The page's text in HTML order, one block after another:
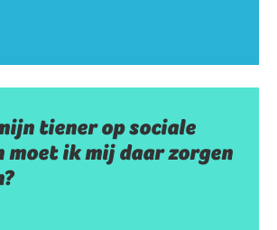
tiener op sociale
moet ik mij daar zorgen